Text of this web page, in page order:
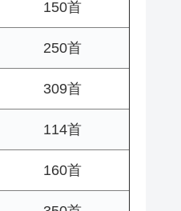
150首
250首
309首
114首
160首